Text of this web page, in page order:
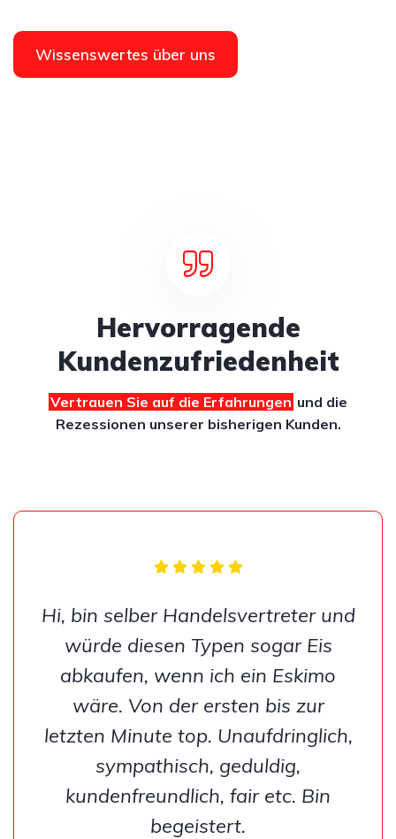
Wissenswertes über uns
Hervorragende
Kundenzufriedenheit
Vertrauen Sie auf die Erfahrungen und die
Rezessionen unserer bisherigen Kunden.
Hi, bin selber Handelsvertreter und
würde diesen Typen sogar Eis
abkaufen, wenn ich ein Eskimo
wäre. Von der ersten bis zur
letzten Minute top. Unaufdringlich,
sympathisch, geduldig,
kundenfreundlich, fair etc. Bin
begeistert.